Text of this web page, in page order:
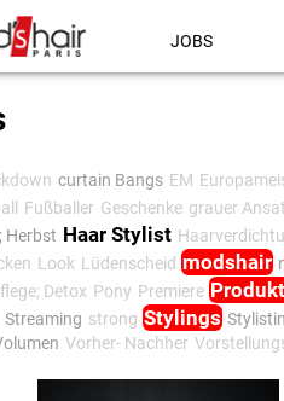
JOBS
curtain Bangs EM
Fußballer Geschenke grauer
Herbst Haar Stylist
Look Lüdenscheid modshair
Detox Pony Premiere
Streaming strong Stylings
Vorher- Nachher